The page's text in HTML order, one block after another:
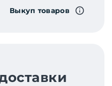
Выкуп товаров